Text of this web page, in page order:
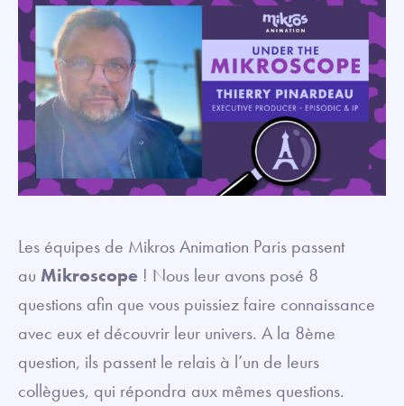
Les équipes de Mikros Animation Paris passent
au Mikroscope ! Nous leur avons posé 8
questions afin que vous puissiez faire connaissance
avec eux et découvrir leur univers. A la 8ème
question, ils passent le relais à l’un de leurs
collègues, qui répondra aux mêmes questions.